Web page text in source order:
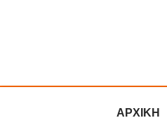
ΑΡΧΙΚΗ